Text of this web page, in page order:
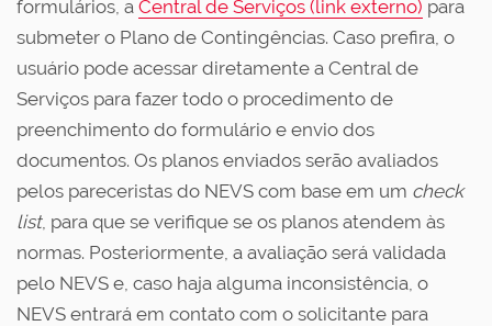
formulários, a Central de Serviços (link externo) para
submeter o Plano de Contingências. Caso prefira, o
usuário pode acessar diretamente a Central de
Serviços para fazer todo o procedimento de
preenchimento do formulário e envio dos
documentos. Os planos enviados serão avaliados
pelos pareceristas do NEVS com base em um check
list, para que se verifique se os planos atendem às
normas. Posteriormente, a avaliação será validada
pelo NEVS e, caso haja alguma inconsistência, o
NEVS entrará em contato com o solicitante para